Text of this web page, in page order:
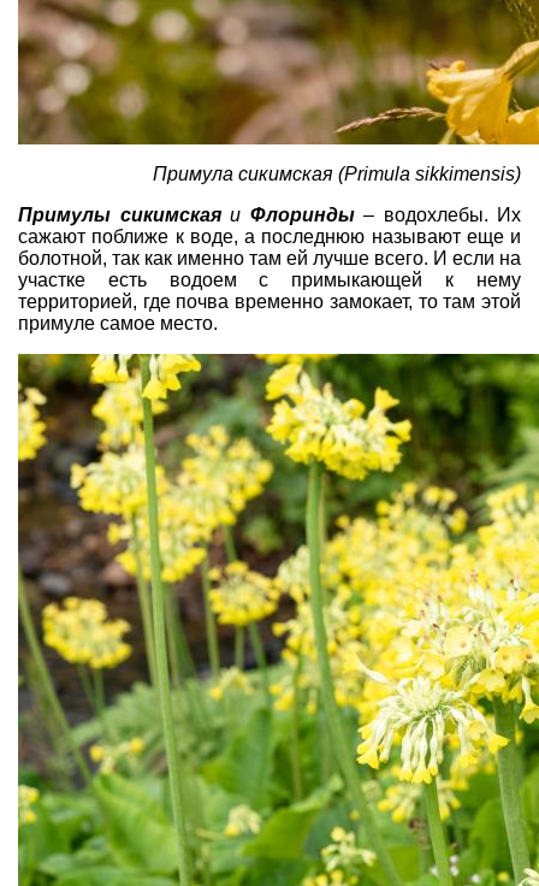
Примула сикимская (Primula sikkimensis)
Примулы сикимскаяи Флоринды– водохлебы. Их
сажают поближе к воде, а последнюю называют еще и
болотной, так как именно там ей лучше всего. И если на
участке есть водоем с примыкающей к нему
территорией, где почва временно замокает, то там этой
примуле самое место.